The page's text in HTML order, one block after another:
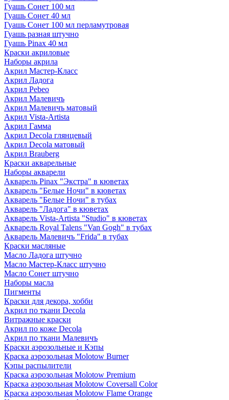
Гуашь Сонет 100 мл
Гуашь Сонет 40 мл
Гуашь Сонет 100 мл перламутровая
Гуашь разная штучно
Гуашь Pinax 40 мл
Краски акриловые
Наборы акрила
Акрил Мастер-Класс
Акрил Ладога
Акрил Pebeo
Акрил Малевичъ
Акрил Малевичъ матовый
Акрил Vista-Artista
Акрил Гамма
Акрил Decola глянцевый
Акрил Decola матовый
Акрил Brauberg
Краски акварельные
Наборы акварели
Акварель Pinax "Экстра" в кюветах
Акварель "Белые Ночи" в кюветах
Акварель "Белые Ночи" в тубах
Акварель "Ладога" в кюветах
Акварель Vista-Artista "Studio" в кюветах
Акварель Royal Talens "Van Gogh" в тубах
Акварель Малевичъ "Frida" в тубах
Краски масляные
Масло Ладога штучно
Масло Мастер-Класс штучно
Масло Сонет штучно
Наборы масла
Пигменты
Краски для декора, хобби
Акрил по ткани Decola
Витражные краски
Акрил по коже Decola
Акрил по ткани Малевичъ
Краски аэрозольные и Кэпы
Краска аэрозольная Molotow Burner
Кэпы распылители
Краска аэрозольная Molotow Premium
Краска аэрозольная Molotow Coversall Color
Краска аэрозольная Molotow Flame Orange